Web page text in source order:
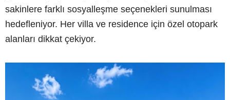
sakinlere farklı sosyalleşme seçenekleri sunulması
hedefleniyor. Her villa ve residence için özel otopark
alanları dikkat çekiyor.